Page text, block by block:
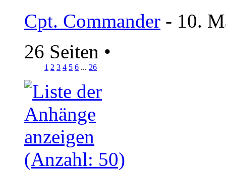
Cpt. Commander - 10.
26 Seiten •
1 2 3 4 5 6 ... 26